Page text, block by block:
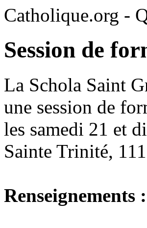
Catholique.org -
Session de
La Schola Saint
une session de
les samedi 21 et
Sainte Trinité,
Renseignements :